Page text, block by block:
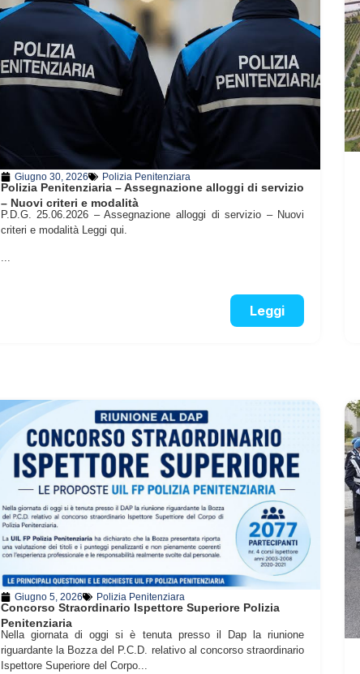
Giugno 30, 2026 Polizia Penitenziara
Polizia Penitenziaria – Assegnazione alloggi di servizio
– Nuovi criteri e modalità
P.D.G. 25.06.2026 – Assegnazione alloggi di servizio – Nuovi
criteri e modalità Leggi qui.
Leggi
Giugno 5, 2026 Polizia Penitenziara
Concorso Straordinario Ispettore Superiore Polizia
Penitenziaria
Nella giornata di oggi si è tenuta presso il Dap la riunione
riguardante la Bozza del P.C.D. relativo al concorso straordinario
Ispettore Superiore del Corpo...